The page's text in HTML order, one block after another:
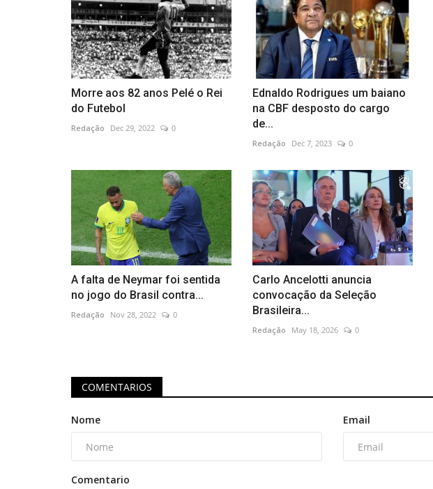
Morre aos 82 anos Pelé o Rei
do Futebol
Redação Dec 29, 2022 0
Ednaldo Rodrigues um baiano
na CBF desposto do cargo
de...
Redação Dec 7, 2023 0
A falta de Neymar foi sentida
no jogo do Brasil contra...
Redação Nov 28, 2022 0
Carlo Ancelotti anuncia
convocação da Seleção
Brasileira...
Redação May 18, 2026 0
COMENTARIOS
Nome Email
Comentario